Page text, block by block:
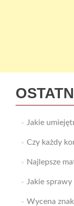
Jakie
Czy każdy
Najlepsze
Jakie
Wycena